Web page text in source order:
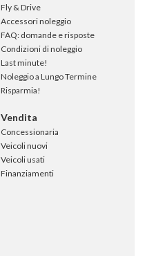
Fly & Drive
Accessori noleggio
FAQ: domande e risposte
Condizioni di noleggio
Last minute!
Noleggio a Lungo Termine
Risparmia!
Vendita
Concessionaria
Veicoli nuovi
Veicoli usati
Finanziamenti